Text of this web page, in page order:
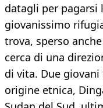
datagli per pagarsi
giovanissimo
trova, sperso
cerca di una
di vita. Due
origine etnica,